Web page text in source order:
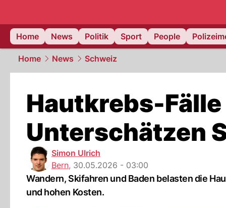
Home News Politik Sport People
Home News Schweiz
Hautkrebs-
Unterschätzen
Simon Ulrich
Bern, 30.05.2026 - 03:00
Wandern, Skifahren und Baden belasten die
und hohen Kosten.